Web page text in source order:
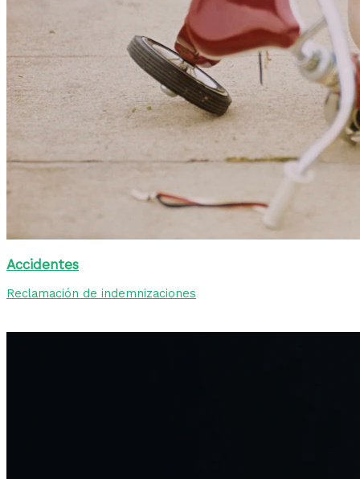
Accidentes
Reclamación de indemnizaciones